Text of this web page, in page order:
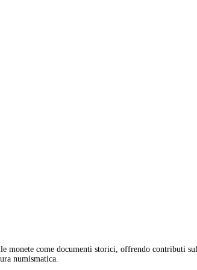
monete come documenti storici, offrendo contributi
numismatica.